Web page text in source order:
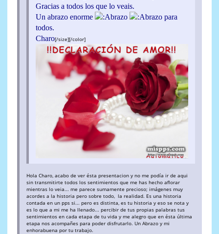
Gracias a todos los que lo veais.
Un abrazo enorme
para
todos.
Charo[/size][/color]
Hola Charo, acabo de ver ésta presentacion y no me podía ir de aqui
sin transmitirte todos los sentimientos que me has hecho aflorar
mientras lo veia... me parece sumamente precioso; imágenes muy
acordes a la historia pero sobre todo, la realidad. Es una historia
contada en un pps si... pero es distinta, es tu historia y eso se nota y
es lo que a mi me ha llenado... percibir de tus propias palabras tus
sentimientos en cada etapa de tu vida y me alegro que en ésta última
etapa nos acompañes para poder disfrutarlo. Un Abrazo y mi
enhorabuena por tu trabajo.